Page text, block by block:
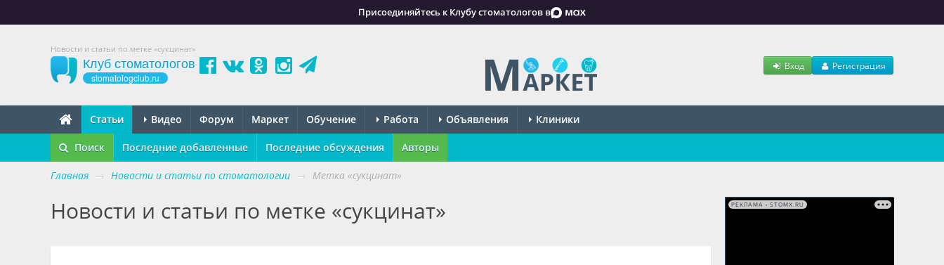
Присоединяйтесь к Клубу стоматологов в
Новости и статьи по метке «сукцинат»
Клуб стоматологов
stomatologclub.ru
Вход Регистрация
Статьи Видео Форум Маркет Обучение Работа Объявления Клиники
Поиск Последние добавленные Последние обсуждения Авторы
Главная → Новости и статьи по стоматологии → Метка «сукцинат»
Новости и статьи по метке «сукцинат» РЕКЛАМА • STOMX.RU